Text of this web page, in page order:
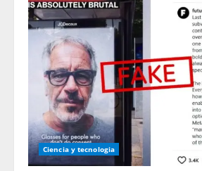
Ciencia y tecnologia